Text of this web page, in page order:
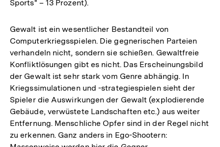
Sports" – 13 Prozent).
Gewalt ist ein wesentlicher Bestandteil von
Computerkriegsspielen. Die gegnerischen Parteien
verhandeln nicht, sondern sie schießen. Gewaltfreie
Konfliktlösungen gibt es nicht. Das Erscheinungsbild
der Gewalt ist sehr stark vom Genre abhängig. In
Kriegssimulationen und -strategiespielen sieht der
Spieler die Auswirkungen der Gewalt (explodierende
Gebäude, verwüstete Landschaften etc.) aus weiter
Entfernung. Menschliche Opfer sind in der Regel nicht
zu erkennen. Ganz anders in Ego-Shootern: